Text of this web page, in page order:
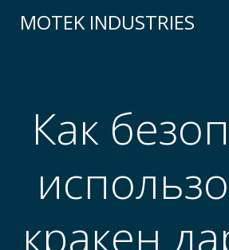
to
MOTEK INDUSTRIES
Как
кракен